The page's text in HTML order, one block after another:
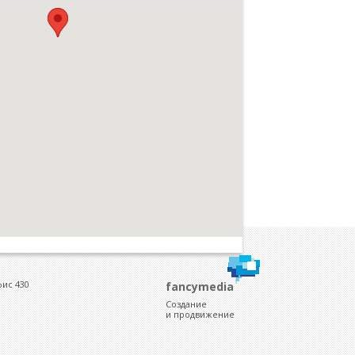
взаимовыгодное сотрудничество.
430
fancymedia
Создание
и продвижение